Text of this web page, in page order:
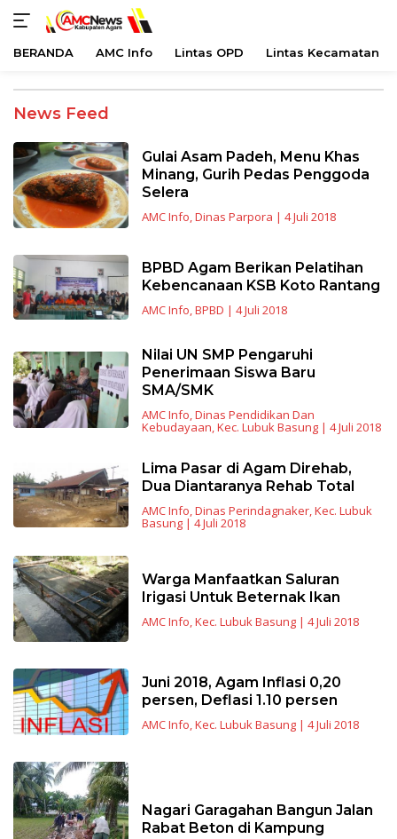
konten
BERANDA AMC Info Lintas OPD Lintas Kecamatan
AMCNews
News Feed
Gulai Asam Padeh, Menu Khas
Minang, Gurih Pedas Penggoda
Selera
AMC Info Dinas Parpora | 4 Juli 2018
BPBD Agam Berikan Pelatihan
Kebencanaan KSB Koto Rantang
AMC Info,BPBD | 4 Juli 2018
Nilai UN SMP Pengaruhi
Penerimaan Siswa Baru
SMA/SMK
AMC Info,Dinas Pendidikan Dan
Kebudayaan,Kec. Lubuk Basung| 4 Juli 2018
Lima Pasar di Agam Direhab,
Dua Diantaranya Rehab Total
AMC Info,Dinas Perindagnaker,Kec. Lubuk
Basung| 4 Juli 2018
Warga Manfaatkan Saluran
Irigasi Untuk Beternak Ikan
AMC Info,Kec. Lubuk Basung| 4 Juli 2018
Juni 2018, Agam Inflasi 0,20
persen, Deflasi 1.10 persen
AMC Info,Kec. Lubuk Basung| 4 Juli 2018
Nagari Garagahan Bangun Jalan
Rabat Beton di Kampung